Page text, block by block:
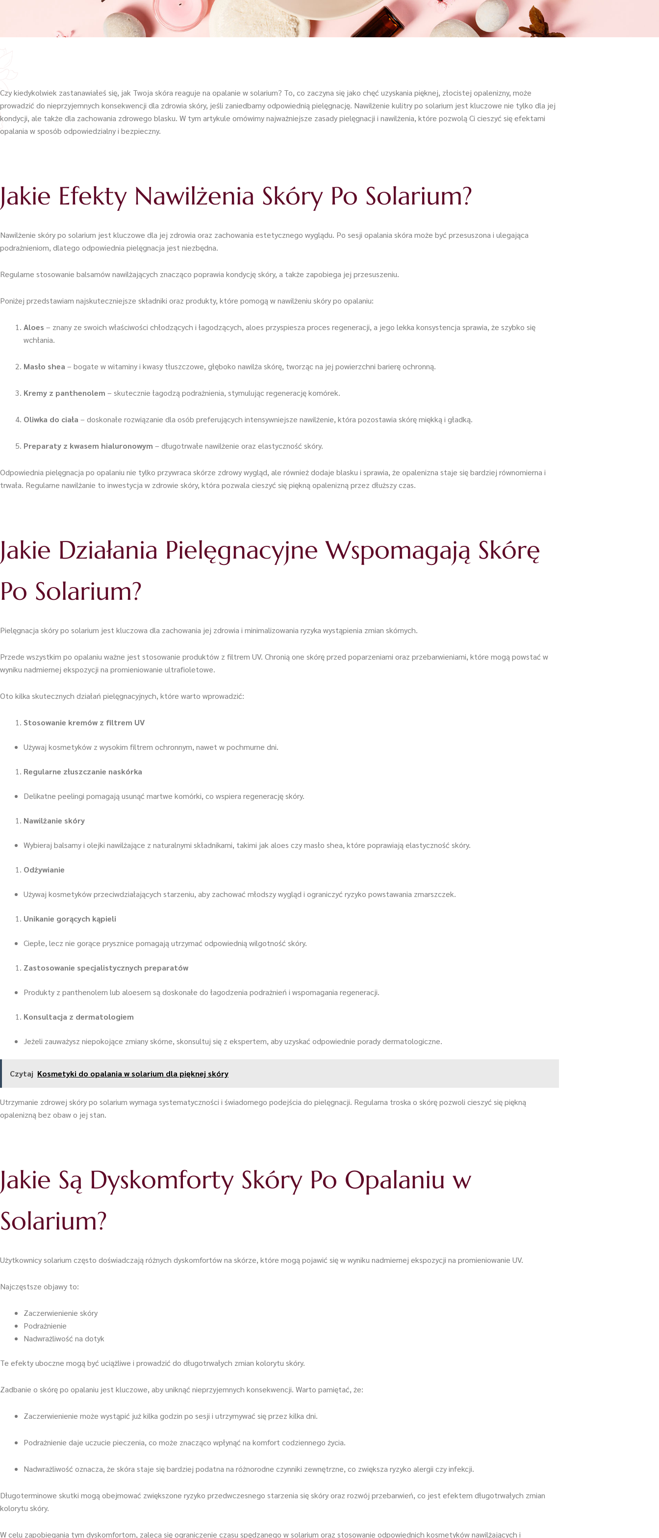
Czy kiedykolwiek zastanawiałeś się, jak Twoja skóra reaguje na opalanie w solarium? To, co zaczyna się jako chęć uzyskania pięknej, złocistej opalenizny, może
prowadzić do nieprzyjemnych konsekwencji dla zdrowia skóry, jeśli zaniedbamy odpowiednią pielęgnację. Nawilżenie kulitry po solarium jest kluczowe nie tylko dla jej
kondycji, ale także dla zachowania zdrowego blasku. W tym artykule omówimy najważniejsze zasady pielęgnacji i nawilżenia, które pozwolą Ci cieszyć się efektami
opalania w sposób odpowiedzialny i bezpieczny.
Jakie Efekty Nawilżenia Skóry Po Solarium?
Nawilżenie skóry po solarium jest kluczowe dla jej zdrowia oraz zachowania estetycznego wyglądu. Po sesji opalania skóra może być przesuszona i ulegająca
podrażnieniom, dlatego odpowiednia pielęgnacja jest niezbędna.
Regularne stosowanie balsamów nawilżających znacząco poprawia kondycję skóry, a także zapobiega jej przesuszeniu.
Poniżej przedstawiam najskuteczniejsze składniki oraz produkty, które pomogą w nawilżeniu skóry po opalaniu:
Aloes – znany ze swoich właściwości chłodzących i łagodzących, aloes przyspiesza proces regeneracji, a jego lekka konsystencja sprawia, że szybko się
wchłania.
Masło shea – bogate w witaminy i kwasy tłuszczowe, głęboko nawilża skórę, tworząc na jej powierzchni barierę ochronną.
Kremy z panthenolem – skutecznie łagodzą podrażnienia, stymulując regenerację komórek.
Oliwka do ciała – doskonałe rozwiązanie dla osób preferujących intensywniejsze nawilżenie, która pozostawia skórę miękką i gładką.
Preparaty z kwasem hialuronowym – długotrwałe nawilżenie oraz elastyczność skóry.
Odpowiednia pielęgnacja po opalaniu nie tylko przywraca skórze zdrowy wygląd, ale również dodaje blasku i sprawia, że opalenizna staje się bardziej równomierna i
trwała. Regularne nawilżanie to inwestycja w zdrowie skóry, która pozwala cieszyć się piękną opalenizną przez dłuższy czas.
Jakie Działania Pielęgnacyjne Wspomagają Skórę
Po Solarium?
Pielęgnacja skóry po solarium jest kluczowa dla zachowania jej zdrowia i minimalizowania ryzyka wystąpienia zmian skórnych.
Przede wszystkim po opalaniu ważne jest stosowanie produktów z filtrem UV. Chronią one skórę przed poparzeniami oraz przebarwieniami, które mogą powstać w
wyniku nadmiernej ekspozycji na promieniowanie ultrafioletowe.
Oto kilka skutecznych działań pielęgnacyjnych, które warto wprowadzić:
Stosowanie kremów z filtrem UV
Używaj kosmetyków z wysokim filtrem ochronnym, nawet w pochmurne dni.
Regularne złuszczanie naskórka
Delikatne peelingi pomagają usunąć martwe komórki, co wspiera regenerację skóry.
Nawilżanie skóry
Wybieraj balsamy i olejki nawilżające z naturalnymi składnikami, takimi jak aloes czy masło shea, które poprawiają elastyczność skóry.
Odżywianie
Używaj kosmetyków przeciwdziałających starzeniu, aby zachować młodszy wygląd i ograniczyć ryzyko powstawania zmarszczek.
Unikanie gorących kąpieli
Ciepłe, lecz nie gorące prysznice pomagają utrzymać odpowiednią wilgotność skóry.
Zastosowanie specjalistycznych preparatów
Produkty z panthenolem lub aloesem są doskonałe do łagodzenia podrażnień i wspomagania regeneracji.
Konsultacja z dermatologiem
Jeżeli zauważysz niepokojące zmiany skórne, skonsultuj się z ekspertem, aby uzyskać odpowiednie porady dermatologiczne.
Czytaj Kosmetyki do opalania w solarium dla pięknej skóry
Utrzymanie zdrowej skóry po solarium wymaga systematyczności i świadomego podejścia do pielęgnacji. Regularna troska o skórę pozwoli cieszyć się piękną
opalenizną bez obaw o jej stan.
Jakie Są Dyskomforty Skóry Po Opalaniu w
Solarium?
Użytkownicy solarium często doświadczają różnych dyskomfortów na skórze, które mogą pojawić się w wyniku nadmiernej ekspozycji na promieniowanie UV.
Najczęstsze objawy to:
Zaczerwienienie skóry
Podrażnienie
Nadwrażliwość na dotyk
Te efekty uboczne mogą być uciążliwe i prowadzić do długotrwałych zmian kolorytu skóry.
Zadbanie o skórę po opalaniu jest kluczowe, aby uniknąć nieprzyjemnych konsekwencji. Warto pamiętać, że:
Zaczerwienienie może wystąpić już kilka godzin po sesji i utrzymywać się przez kilka dni.
Podrażnienie daje uczucie pieczenia, co może znacząco wpłynąć na komfort codziennego życia.
Nadwrażliwość oznacza, że skóra staje się bardziej podatna na różnorodne czynniki zewnętrzne, co zwiększa ryzyko alergii czy infekcji.
Długoterminowe skutki mogą obejmować zwiększone ryzyko przedwczesnego starzenia się skóry oraz rozwój przebarwień, co jest efektem długotrwałych zmian
kolorytu skóry.
W celu zapobiegania tym dyskomfortom, zaleca się ograniczenie czasu spędzanego w solarium oraz stosowanie odpowiednich kosmetyków nawilżających i